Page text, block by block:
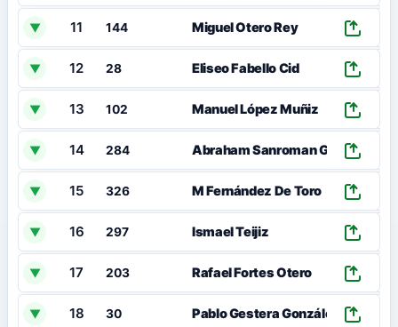
▼ 11 144 Miguel Otero Rey
▼ 12 28 Eliseo Fabello Cid
▼ 13 102 Manuel López Muñiz
▼ 14 284 Abraham Sanroman García
▼ 15 326 M Fernández De Toro
▼ 16 297 Ismael Teijiz
▼ 17 203 Rafael Fortes Otero
▼ 18 30 Pablo Gestera González